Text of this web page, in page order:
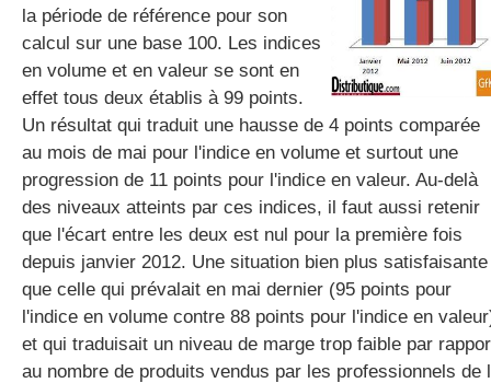
la période de référence pour son
calcul sur une base 100. Les indices
en volume et en valeur se sont en
effet tous deux établis à 99 points.
Un résultat qui traduit une hausse de 4 points comparée
au mois de mai pour l'indice en volume et surtout une
progression de 11 points pour l'indice en valeur. Au-delà
des niveaux atteints par ces indices, il faut aussi retenir
que l'écart entre les deux est nul pour la première fois
depuis janvier 2012. Une situation bien plus satisfaisante
que celle qui prévalait en mai dernier (95 points pour
l'indice en volume contre 88 points pour l'indice en
et qui traduisait un niveau de marge trop faible par
au nombre de produits vendus par les professionnels de